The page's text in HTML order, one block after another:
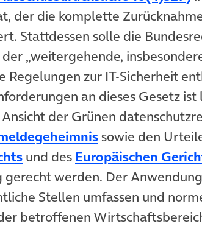
der die komplette
Stattdessen solle die
„weitergehende,
Regelungen zur IT-Sicherheit
an dieses Gesetz
der Grünen
(öffnet in neuem
sowie den
(öffnet in neuem Tab)
und des Europäischen
werden. Der
Stellen umfassen und
betroffenen